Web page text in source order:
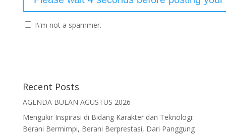
I\'m not a spammer.
Recent Posts
AGENDA BULAN AGUSTUS 2026
Mengukir Inspirasi di Bidang Karakter dan Teknologi:
Berani Bermimpi, Berani Berprestasi, Dari Panggung